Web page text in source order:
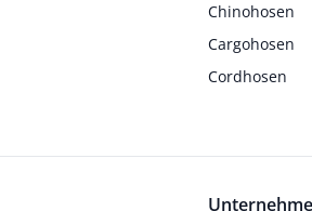
Chinohosen
Cargohosen
Cordhosen